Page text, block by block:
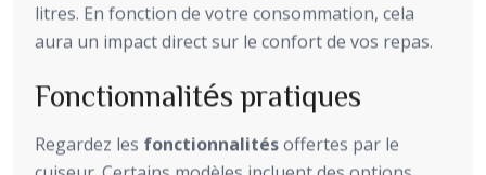
litres. En fonction de votre consommation, cela
aura un impact direct sur le confort de vos repas.
Fonctionnalités pratiques
Regardez les fonctionnalitésoffertes par le